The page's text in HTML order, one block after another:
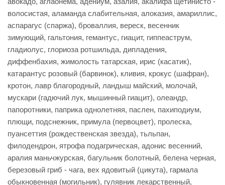
волосистая, аламанда слабительная, алоказия, амариллис,
аспарагус (спаржа), броваллия, вереск, весенник
зимующий, гальтония, гемантус, гиацит, гиппеаструм,
гладиолус, глориоза ротшильда, дипладения,
диффенбахия, жимолость татарская, ирис (касатик),
катарантус розовый (барвинок), кливия, крокус (шафран),
кротон, лавр благородный, ландыш майский, молочай,
мускари (гадючий лук, мышинный гиацит), олеандр,
папоротники, паприка однолетняя, паслен, пахиподиум,
плющи, подснежник, примула (первоцвет), пролеска,
пуансеттия (рождественская звезда), тьльпан,
филодендрон, ятрофа подагрическая, адонис весенний,
аралия маньчжурская, багульник болотный, белена черная,
березовый гриб - чага, вех ядовитый (цикута), гармала
обыкновенная (могильник), гулявник лекарственный,